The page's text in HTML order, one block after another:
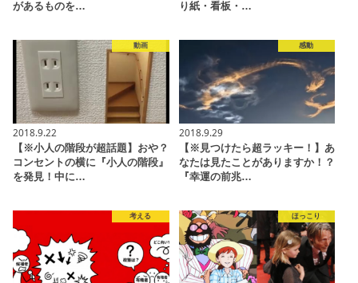
があるものを…
り紙・看板・…
動画
2018.9.22
【※小人の階段が超話題】おや？
コンセントの横に『小人の階段』
を発見！中に…
感動
2018.9.29
【※見つけたら超ラッキー！】あ
なたは見たことがありますか！？
『幸運の前兆…
考える ほっこり